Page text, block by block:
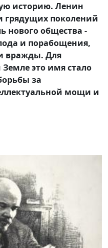
историю. Ленин
грядущих поколений
нового общества -
и порабощения,
вражды. Для
это имя стало
за
мощи и